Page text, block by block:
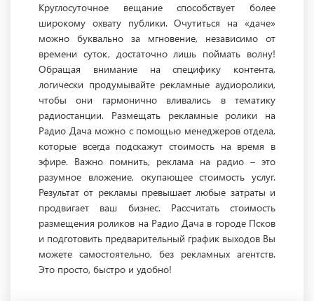
Круглосуточное вещание способствует более
широкому охвату публики. Очутиться на «даче»
можно буквально за мгновение, независимо от
времени суток, достаточно лишь поймать волну!
Обращая внимание на специфику контента,
логически продумывайте рекламные аудиоролики,
чтобы они гармонично вливались в тематику
радиостанции. Размещать рекламные ролики на
Радио Дача можно с помощью менеджеров отдела,
которые всегда подскажут стоимость на время в
эфире. Важно помнить, реклама на радио – это
разумное вложение, окупающее стоимость услуг.
Результат от рекламы превышает любые затраты и
продвигает ваш бизнес. Рассчитать стоимость
размещения роликов на Радио Дача в городе Псков
и подготовить предварительный график выходов Вы
можете самостоятельно, без рекламных агентств.
Это просто, быстро и удобно!